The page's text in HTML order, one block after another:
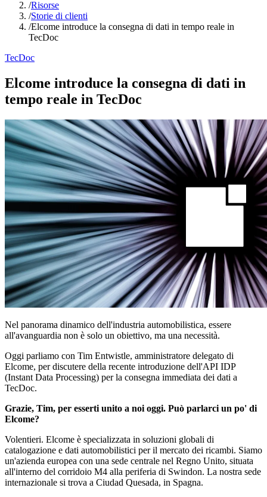
/Risorse
/Storie di clienti
/Elcome introduce la consegna di dati in tempo reale in
TecDoc
TecDoc
Elcome introduce la consegna di dati in
tempo reale in TecDoc
Nel panorama dinamico dell'industria automobilistica, essere
all'avanguardia non è solo un obiettivo, ma una necessità.
Oggi parliamo con Tim Entwistle, amministratore delegato di
Elcome, per discutere della recente introduzione dell'API IDP
(Instant Data Processing) per la consegna immediata dei dati a
TecDoc.
Grazie, Tim, per esserti unito a noi oggi. Può parlarci un po' di
Elcome?
Volentieri. Elcome è specializzata in soluzioni globali di
catalogazione e dati automobilistici per il mercato dei ricambi. Siamo
un'azienda europea con una sede centrale nel Regno Unito, situata
all'interno del corridoio M4 alla periferia di Swindon. La nostra sede
internazionale si trova a Ciudad Quesada, in Spagna.